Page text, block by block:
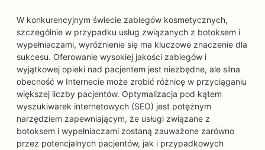
W konkurencyjnym świecie zabiegów kosmetycznych,
szczególnie w przypadku usług związanych z botoksem i
wypełniaczami, wyróżnienie się ma kluczowe znaczenie dla
sukcesu. Oferowanie wysokiej jakości zabiegów i
wyjątkowej opieki nad pacjentem jest niezbędne, ale silna
obecność w Internecie może zrobić różnicę w przyciąganiu
większej liczby pacjentów. Optymalizacja pod kątem
wyszukiwarek internetowych (SEO) jest potężnym
narzędziem zapewniającym, że usługi związane z
botoksem i wypełniaczami zostaną zauważone zarówno
przez potencjalnych pacjentów, jak i przypadkowych